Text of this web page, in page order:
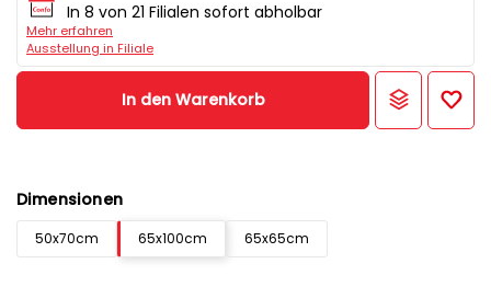
In 8 von 21 Filialen sofort abholbar
Mehr erfahren
Ausstellung in Filiale
In den Warenkorb
Dimensionen
50x70cm 65x100cm 65x65cm